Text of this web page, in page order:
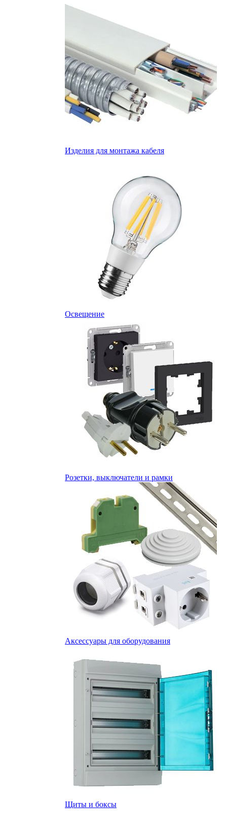
Изделия для монтажа кабеля
Освещение
Розетки, выключатели и рамки
Аксессуары для оборудования
Щиты и боксы